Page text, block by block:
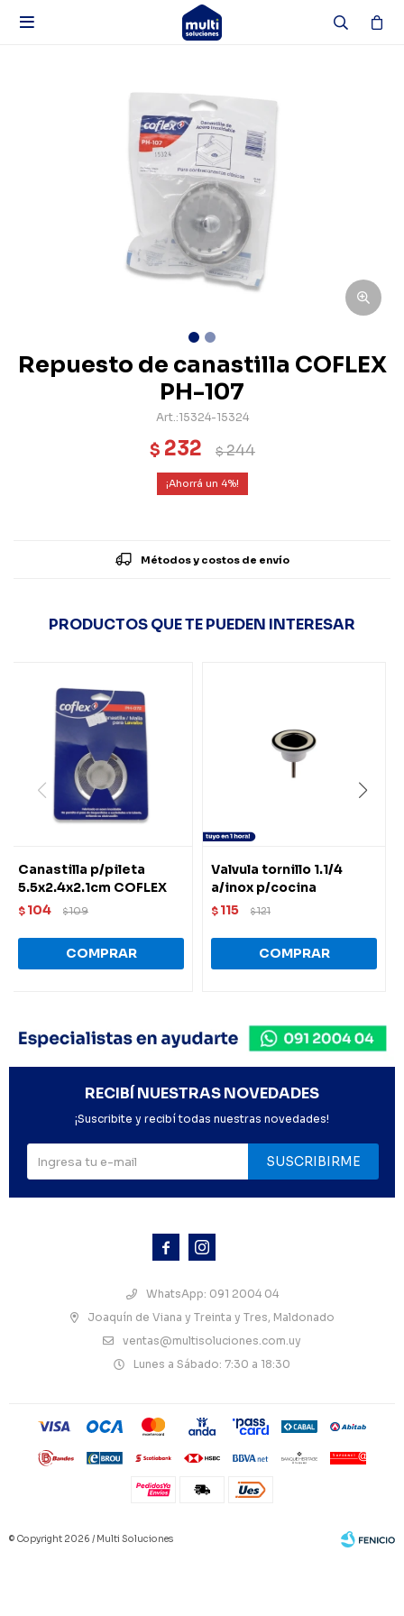

Repuesto de canastilla COFLEX
PH-107
15324-15324
$ 232 $244
4
Métodos y costos de envío
PRODUCTOS QUE TE PUEDEN INTERESAR
Canastilla p/pileta
5.5x2.4x2.1cm COFLEX
$ 104 $109
Valvula tornillo 1.1/4
a/inox p/cocina
$ 115 $121
 
WhatsApp: 091 2004 04
Joaquín de Viana y Treinta y Tres, Maldonado
ventas@multisoluciones.com.uy
Lunes a Sábado: 7:30 a 18:30
RECIBÍ NUESTRAS NOVEDADES
¡Suscribite y recibí todas nuestras novedades!
SUSCRIBIRME
© Copyright 2026 / Multi Soluciones